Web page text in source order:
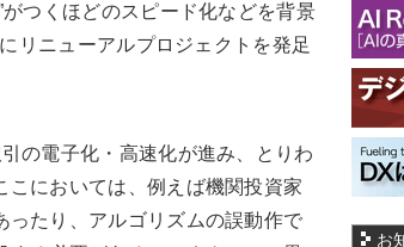
つくほどのスピード化などを背景
リニューアルプロジェクトを発足
の電子化・高速化が進み、とりわ
においては、例えば機関投資家
ったり、アルゴリズムの誤動作で
お